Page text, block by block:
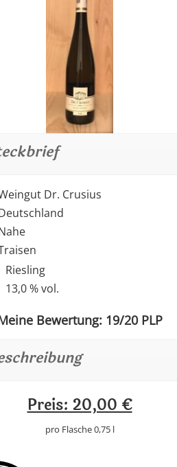
Dr. Crusius
Riesling
13,0 % vol.
Bewertung: 19/20 PLP
Preis: 20,00 €
pro Flasche 0,75 l